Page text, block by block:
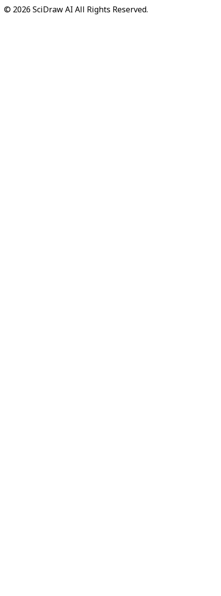
© 2026 SciDraw AI All Rights Reserved.